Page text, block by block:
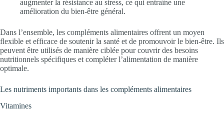
augmenter la résistance au stress, ce qui entraîne une
amélioration du bien-être général.
Dans l’ensemble, les compléments alimentaires offrent un moyen
flexible et efficace de soutenir la santé et de promouvoir le bien-être. Ils
peuvent être utilisés de manière ciblée pour couvrir des besoins
nutritionnels spécifiques et compléter l’alimentation de manière
optimale.
Les nutriments importants dans les compléments alimentaires
Vitamines